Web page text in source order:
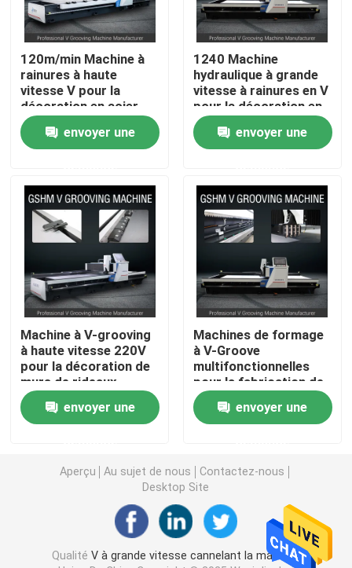
V à grande vitesse cannelant la machine
Machine de cannelure de la commande numérique
V automatique cannelant la machine
Machine d'encocheuse de V
Découpeuse horizontale de V
Machine de coupeur de cannelure de V
découpeuse de cannelure de v
Découpeuse de tôle de commande numérique par
V machine à sous
Machine de cannelure de V pour le métal
120m/min Machine à
rainures à haute
vitesse V pour la
décoration en acier
inoxydable de planche
à roulettesenvoyer une
1240 Machine
hydraulique à grande
vitesse à rainures en V
pour la décoration en
acier inoxydable
envoyer une
Machine à V-grooving
à haute vitesse 220V
pour la décoration de
murs de rideaux
métalliques
envoyer une
Machines de formage
à V-Groove
multifonctionnelles
pour la fabrication de
tôles métalliques
envoyer une
Aperçu Au sujet de nous
Contactez-nous
Desktop Site
Qualité V à grande vitesse cannelant la machine